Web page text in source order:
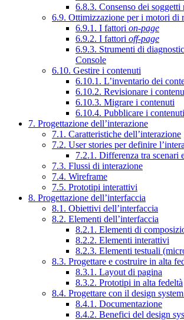
6.8.3. Consenso dei soggetti
6.9. Ottimizzazione per i motori di
6.9.1. I fattori on-page
6.9.2. I fattori off-page
6.9.3. Strumenti di
Console
6.10. Gestire i contenuti
6.10.1. L’inventario dei
6.10.2. Revisionare i
6.10.3. Migrare i contenuti
6.10.4. Pubblicare i contenuti
7. Progettazione dell’interazione
7.1. Caratteristiche dell’interazione
7.2. User stories per definire
7.2.1. Differenza tra scenari
7.3. Flussi di interazione
7.4. Wireframe
7.5. Prototipi interattivi
8. Progettazione dell’interfaccia
8.1. Obiettivi dell’interfaccia
8.2. Elementi dell’interfaccia
8.2.1. Elementi di
8.2.2. Elementi interattivi
8.2.3. Elementi testuali
8.3. Progettare e costruire in alta
8.3.1. Layout di pagina
8.3.2. Prototipi in alta fedeltà
8.4. Progettare con il design
8.4.1. Documentazione
8.4.2. Benefici del design